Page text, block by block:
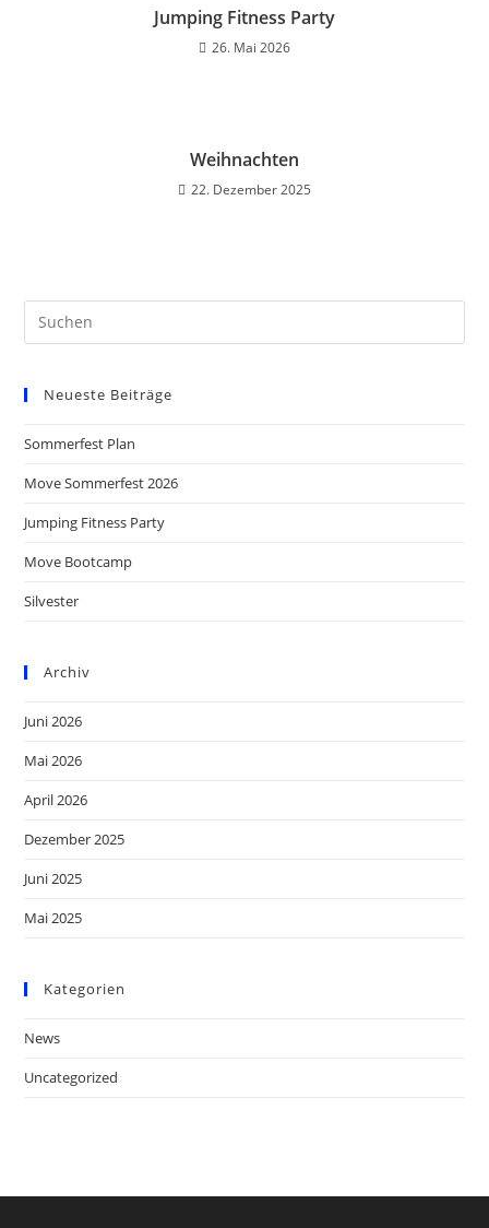
Jumping Fitness Party
26. Mai 2026
Weihnachten
22. Dezember 2025
Neueste Beiträge
Sommerfest Plan
Move Sommerfest 2026
Jumping Fitness Party
Move Bootcamp
Silvester
Archiv
Juni 2026
Mai 2026
April 2026
Dezember 2025
Juni 2025
Mai 2025
Kategorien
News
Uncategorized